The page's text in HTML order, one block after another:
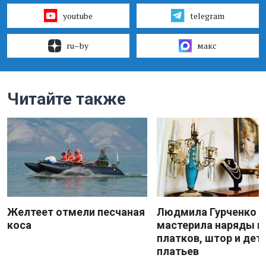
youtube telegram
ru–by макс
Читайте также
Желтеет отмели песчаная
коса
Людмила Гурченко
мастерила наряды
платков, штор и
платьев